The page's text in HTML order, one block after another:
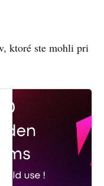
ktoré ste mohli pri